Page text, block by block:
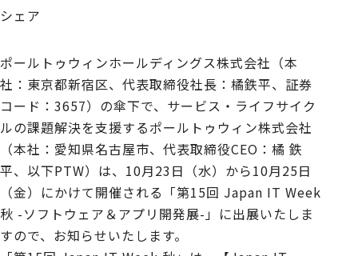
シェア
ポールトゥウィンホールディングス株式会社（本
社：東京都新宿区、代表取締役社長：橘鉄平、証券
コード：3657）の傘下で、サービス・ライフサイク
ルの課題解決を支援するポールトゥウィン株式会社
（本社：愛知県名古屋市、代表取締役CEO：橘 鉄
平、以下PTW）は、10月23日（水）から10月25日
（金）にかけて開催される「第15回 Japan IT Week
秋 -ソフトウェア＆アプリ開発展-」に出展いたしま
すので、お知らせいたします。